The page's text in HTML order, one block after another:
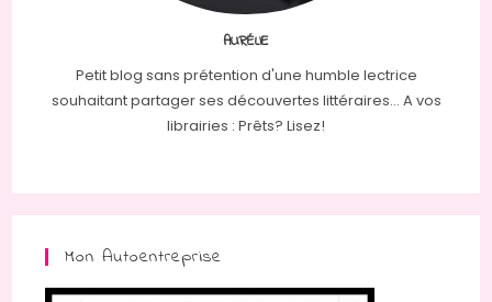
AURÉLIE
Petit blog sans prétention d'une humble lectrice
souhaitant partager ses découvertes littéraires... A vos
librairies : Prêts? Lisez!
Mon Autoentreprise